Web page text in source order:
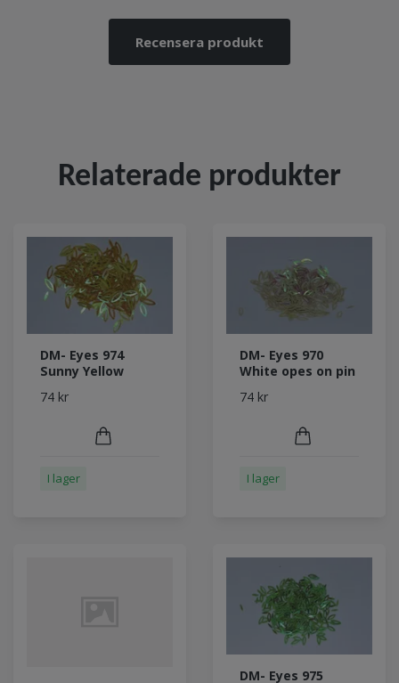
Recensera produkt
Relaterade produkter
DM- Eyes 974
Sunny Yellow
74 kr
I lager
DM- Eyes 970
White opes on pin
74 kr
I lager
DM- Eyes 975